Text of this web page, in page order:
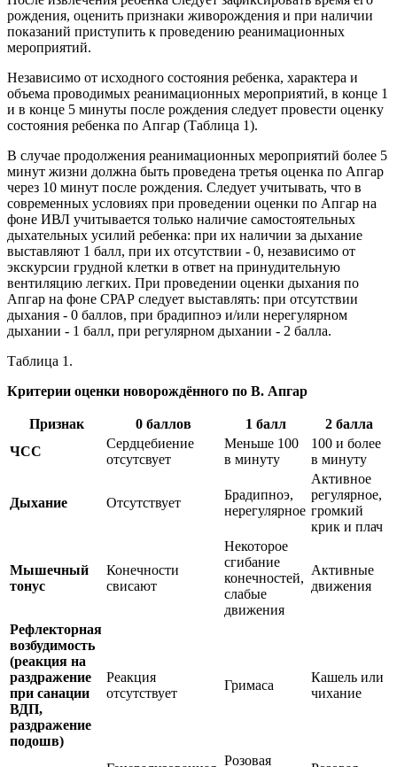
рождения, оценить признаки живорождения и при наличии
показаний приступить к проведению реанимационных
мероприятий.
Независимо от исходного состояния ребенка, характера и
объема проводимых реанимационных мероприятий, в конце 1
и в конце 5 минуты после рождения следует провести оценку
состояния ребенка по Апгар (Таблица 1).
В случае продолжения реанимационных мероприятий более 5
минут жизни должна быть проведена третья оценка по Апгар
через 10 минут после рождения. Следует учитывать, что в
современных условиях при проведении оценки по Апгар на
фоне ИВЛ учитывается только наличие самостоятельных
дыхательных усилий ребенка: при их наличии за дыхание
выставляют 1 балл, при их отсутствии - 0, независимо от
экскурсии грудной клетки в ответ на принудительную
вентиляцию легких. При проведении оценки дыхания по
Апгар на фоне СРАР следует выставлять: при отсутствии
дыхания - 0 баллов, при брадипноэ и/или нерегулярном
дыхании - 1 балл, при регулярном дыхании - 2 балла.
Таблица 1.
Критерии оценки новорождённого по В. Апгар
Признак 0 баллов 1 балл
2 балла
ЧСС
Сердцебиение
отсутсвует
Меньше 100
в минуту
100 и более
в минуту
Дыхание Отсутствует
Брадипноэ,
нерегулярное
Активное
регулярное,
громкий
крик и плач
Мышечный
тонус
Конечности
свисают
Некоторое
сгибание
конечностей,
слабые
движения
Активные
движения
Рефлекторная
возбудимость
(реакция на
раздражение
при санации
ВДП,
раздражение
подошв)
Реакция
отсутствует
Гримаса
Кашель или
чихание
Розовая